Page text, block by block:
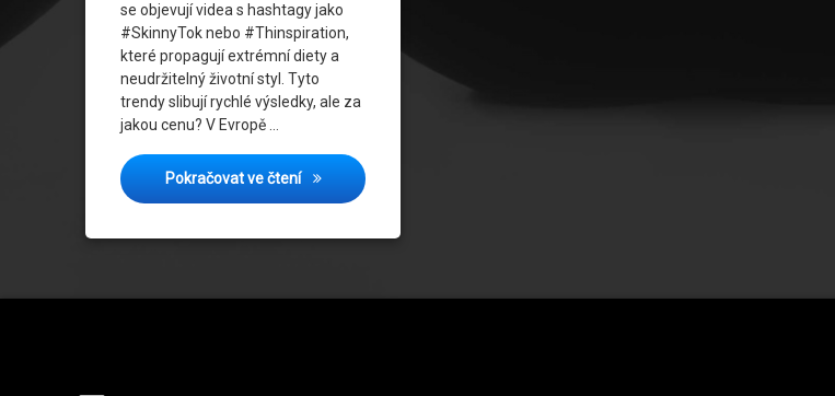
se objevují videa s hashtagy jako
#SkinnyTok nebo #Thinspiration,
které propagují extrémní diety a
neudržitelný životní styl. Tyto
trendy slibují rychlé výsledky, ale za
jakou cenu? V Evropě …
Pokračovat ve čteníExtrémní diety online: Co by každá mladá žena měla vědět o psychickém zdraví